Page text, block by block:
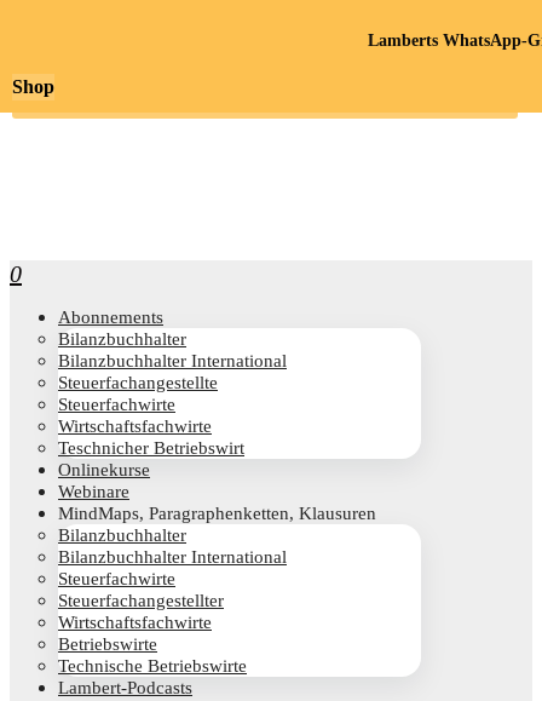
0
Abon­ne­ments
Bilanz­buch­hal­ter
Bilanz­buch­hal­ter International
Steu­er­fach­an­ge­stell­te
Steu­er­fach­wir­te
Wirt­schafts­fach­wir­te
Teschni­cher Betriebswirt
Online­kur­se
Web­i­na­re
Mind­Maps, Para­gra­phen­ket­ten, Klausuren
Bilanz­buch­hal­ter
Bilanz­buch­hal­ter International
Steu­er­fach­wir­te
Steu­er­fach­an­ge­stell­ter
Wirt­schafts­fach­wir­te
Betriebs­wir­te
Tech­ni­sche Betriebswirte
Lam­­bert-Pod­­casts
Shop
Lamberts WhatsApp-